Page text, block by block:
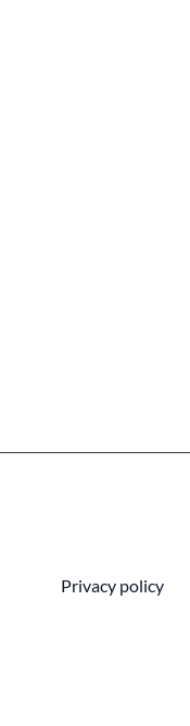
Privacy policy